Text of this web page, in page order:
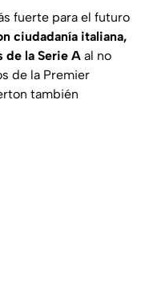
fuerte para el futuro
ciudadanía italiana,
de la Serie A al no
de la Premier
también